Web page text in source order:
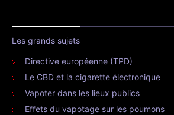
Les grands sujets
Directive européenne (TPD)
Le CBD et la cigarette électronique
Vapoter dans les lieux publics
Effets du vapotage sur les poumons